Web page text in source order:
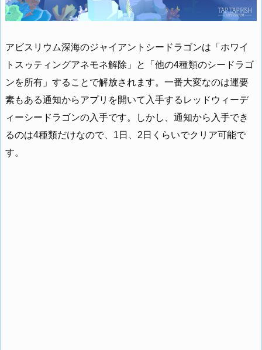
アビスリウム深海のジャイアントシードラゴンは「ホワイ
トスゥティングアネモネ解除」と「他の4種類のシードラゴ
ンを所有」することで解放されます。一番大変なのは運要
素もある通知からアプリを開いて入手するレッドウィーデ
ィーシードラゴンの入手です。しかし、通知から入手でき
るのは4種類だけなので、1日、2日くらいでクリア可能で
す。